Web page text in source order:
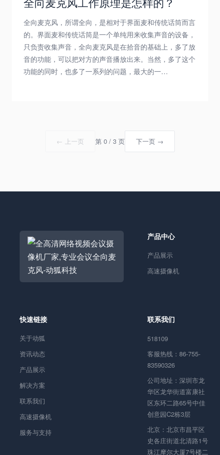
全向麦克风，所谓全向，是相对于界面麦和传统话筒而言
的。界面麦和传统话筒是一个单纯用来收集声音的设备，
只负责收集声音，全向麦克风是在拾音的基础上，多了放
音的功能，可以把对方的声音播放出来。当然，多了这个
功能的同时，也多了一系列的问题，最大的一…
← 上一页 第 0 / 3 页 下一页 →
产品中心
产品展示
高速摄像机
快速链接
关于动狐
资讯动态
产品展示
解决方案
联系我们
高速摄像机
服务与支持
联系我们
518109
客服热线：86-755-
83590326
公司地址：深圳市龙
华区龙华街道富康社
区东环二路65号中佳
创意园C2栋3层
北京：北京市昌平区
史各庄街道北清路1号
珠江摩尔大厦7号楼二